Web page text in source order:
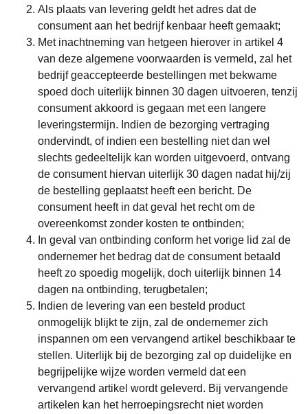
Als plaats van levering geldt het adres dat de
consument aan het bedrijf kenbaar heeft gemaakt;
Met inachtneming van hetgeen hierover in artikel 4
van deze algemene voorwaarden is vermeld, zal het
bedrijf geaccepteerde bestellingen met bekwame
spoed doch uiterlijk binnen 30 dagen uitvoeren, tenzij
consument akkoord is gegaan met een langere
leveringstermijn. Indien de bezorging vertraging
ondervindt, of indien een bestelling niet dan wel
slechts gedeeltelijk kan worden uitgevoerd, ontvang
de consument hiervan uiterlijk 30 dagen nadat hij/zij
de bestelling geplaatst heeft een bericht. De
consument heeft in dat geval het recht om de
overeenkomst zonder kosten te ontbinden;
In geval van ontbinding conform het vorige lid zal de
ondernemer het bedrag dat de consument betaald
heeft zo spoedig mogelijk, doch uiterlijk binnen 14
dagen na ontbinding, terugbetalen;
Indien de levering van een besteld product
onmogelijk blijkt te zijn, zal de ondernemer zich
inspannen om een vervangend artikel beschikbaar te
stellen. Uiterlijk bij de bezorging zal op duidelijke en
begrijpelijke wijze worden vermeld dat een
vervangend artikel wordt geleverd. Bij vervangende
artikelen kan het herroepingsrecht niet worden